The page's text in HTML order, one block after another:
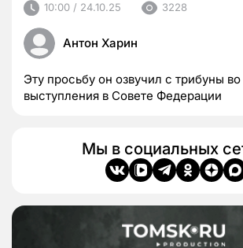
10:00 / 24.10.25 3228
Антон Харин
Эту просьбу он озвучил с трибуны
выступления в Совете Федерации
Мы в социальных